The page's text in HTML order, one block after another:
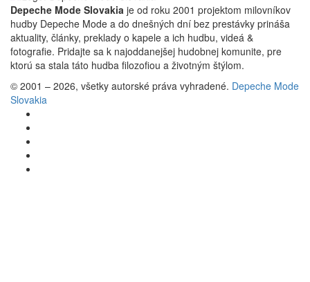
Depeche Mode Slovakia je od roku 2001 projektom milovníkov
hudby Depeche Mode a do dnešných dní bez prestávky prináša
aktuality, články, preklady o kapele a ich hudbu, videá &
fotografie. Pridajte sa k najoddanejšej hudobnej komunite, pre
ktorú sa stala táto hudba filozofiou a životným štýlom.
© 2001 – 2026, všetky autorské práva vyhradené. Depeche Mode
Slovakia